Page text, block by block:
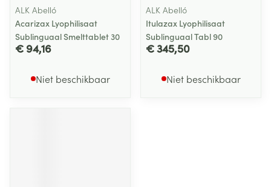
ALK Abelló
Acarizax Lyophilisaat
Sublinguaal Smelttablet 30
€ 94,16
Niet beschikbaar
ALK Abelló
Itulazax Lyophilisaat
Sublinguaal Tabl 90
€ 345,50
Niet beschikbaar